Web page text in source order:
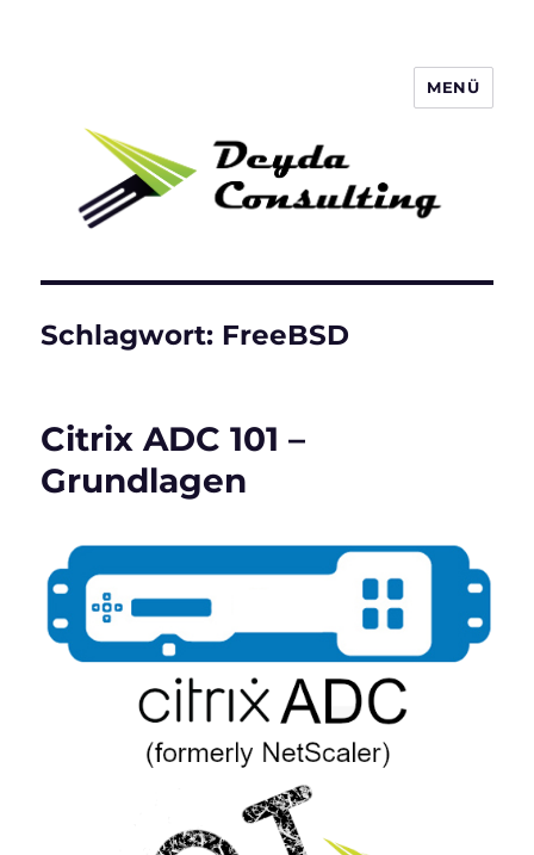
MENÜ
Schlagwort: FreeBSD
Citrix ADC 101 –
Grundlagen